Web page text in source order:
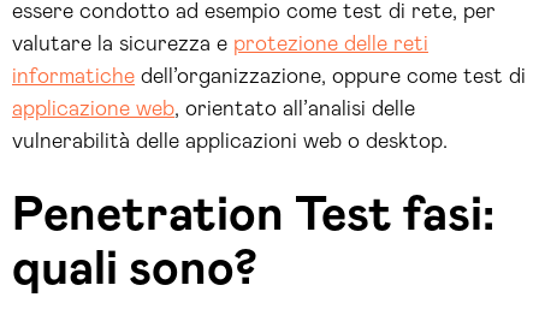
essere condotto ad esempio come test di rete, per
valutare la sicurezza e protezione delle reti
informatiche dell’organizzazione, oppure come test di
applicazione web, orientato all’analisi delle
vulnerabilità delle applicazioni web o desktop.
Penetration Test fasi:
quali sono?